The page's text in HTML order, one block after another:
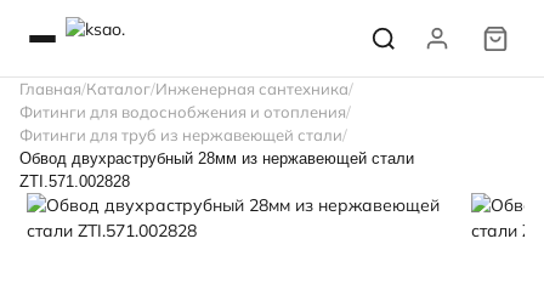
Главная Каталог Инженерная сантехника
Фитинги для водоснобжения и отопления
Фитинги для труб из нержавеющей стали
Обвод двухраструбный 28мм из нержавеющей стали
ZTI.571.002828